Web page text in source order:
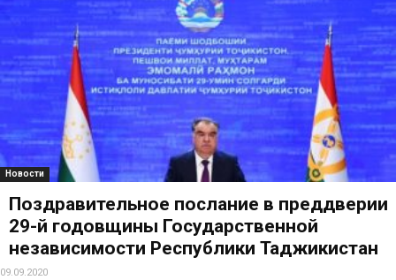
Новости
Поздравительное послание в преддверии
29-й годовщины Государственной
независимости Республики Таджикистан
09.09.2020